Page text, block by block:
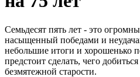
Семьдесят пять лет - это
насыщенный победами и
небольшие итоги и хорошенько
предстоит сделать, чего
безмятежной старости.